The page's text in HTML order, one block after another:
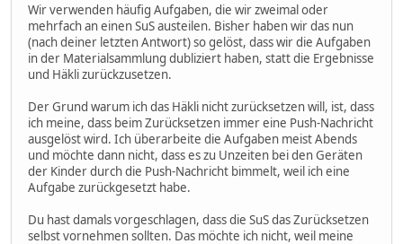
Wir verwenden häufig Aufgaben, die wir zweimal oder
mehrfach an einen SuS austeilen. Bisher haben wir das nun
(nach deiner letzten Antwort) so gelöst, dass wir die Aufgaben
in der Materialsammlung dubliziert haben, statt die Ergebnisse
und Häkli zurückzusetzen.
Der Grund warum ich das Häkli nicht zurücksetzen will, ist, dass
ich meine, dass beim Zurücksetzen immer eine Push-Nachricht
ausgelöst wird. Ich überarbeite die Aufgaben meist Abends
und möchte dann nicht, dass es zu Unzeiten bei den Geräten
der Kinder durch die Push-Nachricht bimmelt, weil ich eine
Aufgabe zurückgesetzt habe.
Du hast damals vorgeschlagen, dass die SuS das Zurücksetzen
selbst vornehmen sollten. Das möchte ich nicht, weil meine